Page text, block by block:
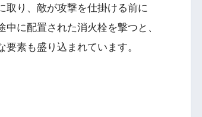
取り、敵が攻撃を仕掛ける前に
に配置された消火栓を撃つと、
素も盛り込まれています。